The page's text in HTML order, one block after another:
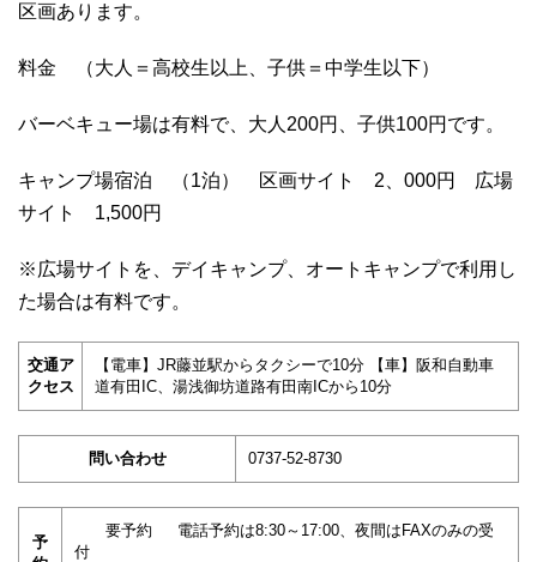
区画あります。
料金 （大人＝高校生以上、子供＝中学生以下）
バーベキュー場は有料で、大人200円、子供100円です。
キャンプ場宿泊 （1泊） 区画サイト 2、000円 広場
サイト 1,500円
※広場サイトを、デイキャンプ、オートキャンプで利用し
た場合は有料です。
交通ア
クセス
【電車】JR藤並駅からタクシーで10分 【車】阪和自動車
道有田IC、湯浅御坊道路有田南ICから10分
問い合わせ 0737-52-8730
予
要予約 電話予約は8:30～17:00、夜間はFAXのみの受
付